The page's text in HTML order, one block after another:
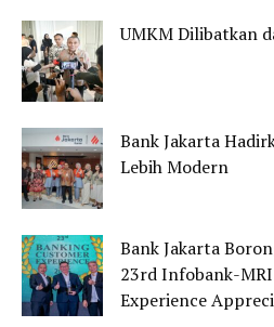
UMKM Dilibatkan
Bank Jakarta
Lebih Modern
Bank Jakarta
23rd Infobank-
Experience